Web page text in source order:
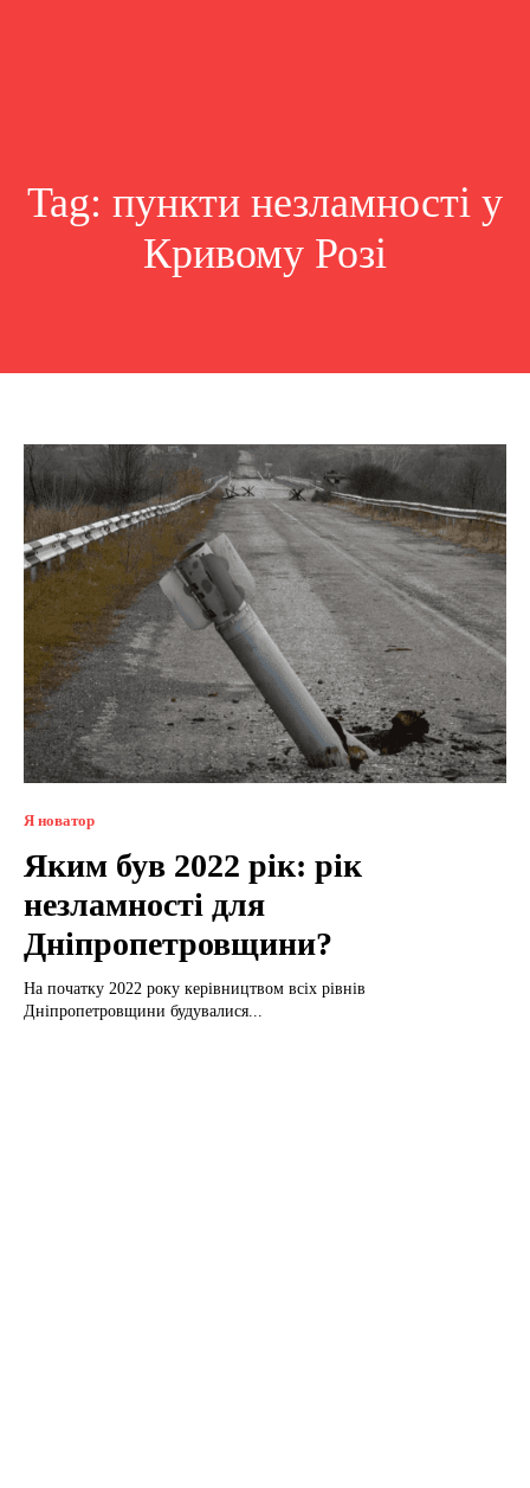
Tag: пункти незламності у
Кривому Розі
Я новатор
Яким був 2022 рік: рік
незламності для
Дніпропетровщини?
На початку 2022 року керівництвом всіх рівнів
Дніпропетровщини будувалися...